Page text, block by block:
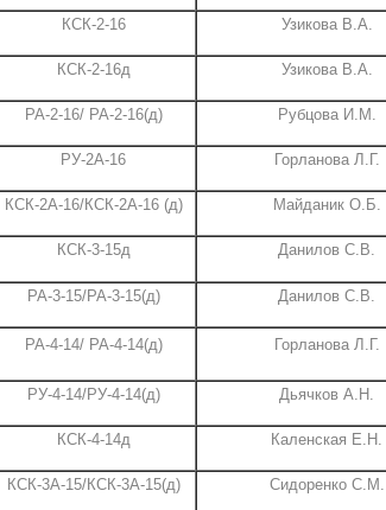
КСК-2-16 Узикова В.А.
КСК-2-16д Узикова В.А.
РА-2-16/ РА-2-16(д) Рубцова И.М.
РУ-2А-16 Горланова Л.Г.
КСК-2А-16/КСК-2А-16 (д) Майданик О.Б.
КСК-3-15д Данилов С.В.
РА-3-15/РА-3-15(д) Данилов С.В.
РА-4-14/ РА-4-14(д) Горланова Л.Г.
РУ-4-14/РУ-4-14(д) Дьячков А.Н.
КСК-4-14д Каленская Е.Н.
КСК-3А-15/КСК-3А-15(д) Сидоренко С.М.